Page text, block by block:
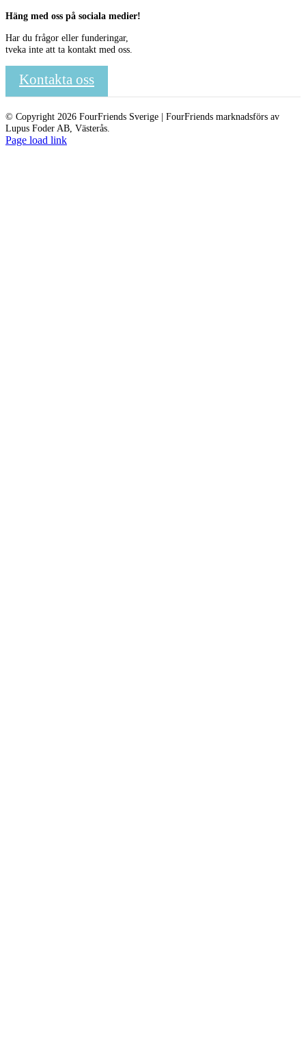
Häng med oss på sociala medier!
Har du frågor eller funderingar,
tveka inte att ta kontakt med oss.
Kontakta oss
© Copyright 2026 FourFriends Sverige | FourFriends marknadsförs av
Lupus Foder AB, Västerås.
Page load link